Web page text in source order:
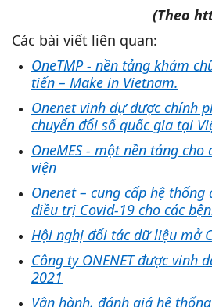
(Theo
Các bài viết liên quan:
OneTMP - nền tảng khám
tiến – Make in Vietnam.
Onenet vinh dự được chính
chuyển đổi số quốc gia tại
OneMES - một nền tảng cho
viện
Onenet – cung cấp hệ
điều trị Covid-19 cho các
Hội nghị đối tác dữ liệu mở
Công ty ONENET được vinh
2021
Vận hành, đánh giá hệ